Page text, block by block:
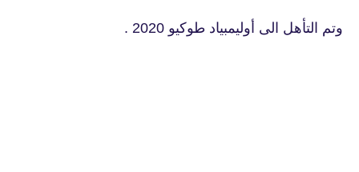
وتم التأهل الى أوليمبياد طوكيو 2020 .